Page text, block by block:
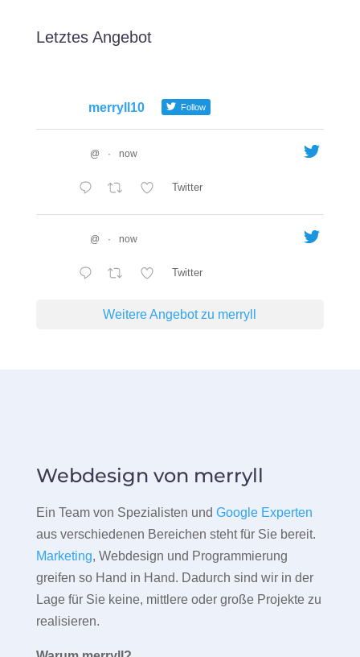
Letztes Angebot
merryll10 Follow
@ · now
Twitter
@ · now
Twitter
Weitere Angebot zu merryll
Webdesign von merryll
Ein Team von Spezialisten und Google Experten
aus verschiedenen Bereichen steht für Sie bereit.
Marketing, Webdesign und Programmierung
greifen so Hand in Hand. Dadurch sind wir in der
Lage für Sie keine, mittlere oder große Projekte zu
realisieren.